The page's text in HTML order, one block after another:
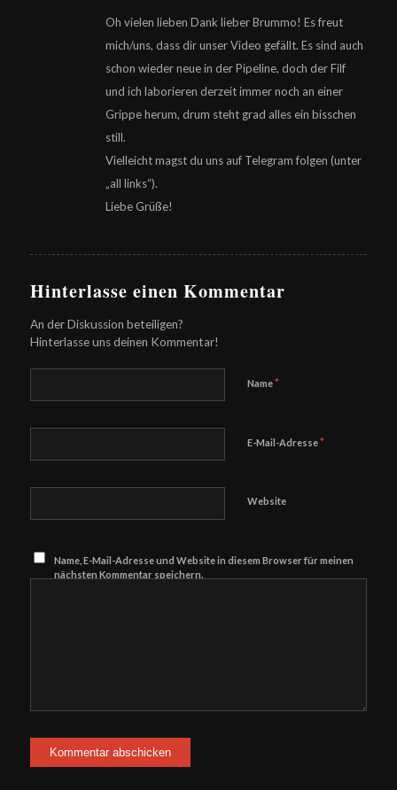
Oh vielen lieben Dank lieber Brummo! Es freut
mich/uns, dass dir unser Video gefällt. Es sind auch
schon wieder neue in der Pipeline, doch der Filf
und ich laborieren derzeit immer noch an einer
Grippe herum, drum steht grad alles ein bisschen
still.
Vielleicht magst du uns auf Telegram folgen (unter
„all links“).
Liebe Grüße!
Hinterlasse einen Kommentar
An der Diskussion beteiligen?
Hinterlasse uns deinen Kommentar!
Name*
E-Mail-Adresse*
Website
Name, E-Mail-Adresse und Website in diesem Browser für meinen
nächsten Kommentar speichern.